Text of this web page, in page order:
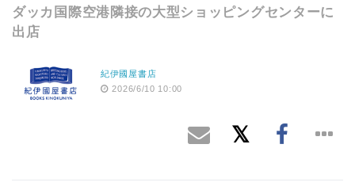
ダッカ国際空港隣接の大型ショッピングセンターに
出店
紀伊國屋書店
2026/6/10 10:00